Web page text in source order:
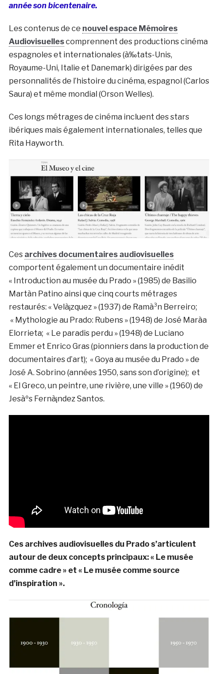
année son bicentenaire.
Les contenus de ce nouvel espace Mémoires
Audiovisuellescomprennent des productions cinéma
espagnoles et internationales (à‰tats-Unis,
Royaume-Uni, Italie et Danemark) dirigées par des
personnalités de l’histoire du cinéma, espagnol (Carlos
Saura) et même mondial (Orson Welles).
Ces longs métrages de cinéma incluent des stars
ibériques mais également internationales, telles que
Rita Hayworth.
Ces archives documentaires audiovisuelles
comportent également un documentaire inédit
« Introduction au musée du Prado » (1985) de Basilio
Martà­n Patino ainsi que cinq courts métrages
restaurés: « Velà¡zquez » (1937) de Ramà³n Berreiro;
« Mythologie au Prado: Rubens » (1948) de José Marà­a
Elorrieta; « Le paradis perdu » (1948) de Luciano
Emmer et Enrico Gras (pionniers dans la production de
documentaires d’art); « Goya au musée du Prado » de
José A. Sobrino (années 1950, sans son d’origine); et
« El Greco, un peintre, une rivière, une ville » (1960) de
Jesàºs Fernà¡ndez Santos.
Ces archives audiovisuelles du Prado s’articulent
autour de deux concepts principaux: « Le musée
comme cadre » et « Le musée comme source
d’inspiration ».